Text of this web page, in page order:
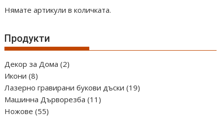
Нямате артикули в количката.
Продукти
Декор за Дома 22
Икони 88
продукта
Лазерно гравирани букови дъски 1919
Машинна Дърворезба 11 11
Ножове 5555